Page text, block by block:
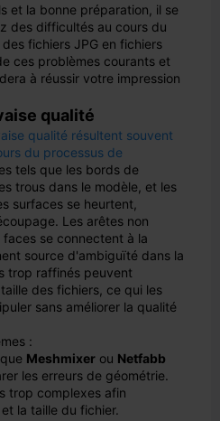
et la bonne préparation, il se
des difficultés au cours du
fichiers JPG en fichiers
ces problèmes courants et
à réussir votre impression
qualité
qualité résultent souvent
du processus de
tels que les bords de
trous dans le modèle, et les
surfaces se heurtent,
Les arêtes non
se connectent à la
source d'ambiguïté dans la
trop raffinés peuvent
des fichiers, ce qui les
sans améliorer la qualité
:
Meshmixer ou Netfabb
les erreurs de géométrie.
trop complexes afin
la taille du fichier.